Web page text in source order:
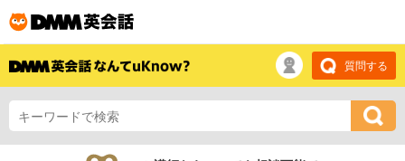
質問する